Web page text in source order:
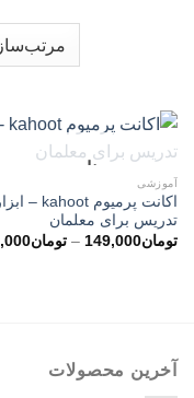
ناموجود
آموزشی
اکانت پرمیوم kahoot – ابزار
تدریس برای معلمان
تومان149,000
– تومان
آخرین محصولات